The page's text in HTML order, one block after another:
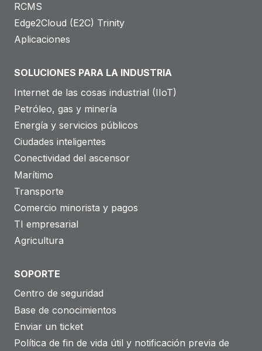
RCMS
Edge2Cloud (E2C) Trinity
Aplicaciones
SOLUCIONES PARA LA INDUSTRIA
Internet de las cosas industrial (IIoT)
Petróleo, gas y minería
Energía y servicios públicos
Ciudades inteligentes
Conectividad del ascensor
Marítimo
Transporte
Comercio minorista y pagos
TI empresarial
Agricultura
SOPORTE
Centro de seguridad
Base de conocimientos
Enviar un ticket
Política de fin de vida útil y notificación previa de